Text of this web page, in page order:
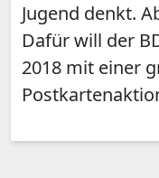
Jugend denkt.
Dafür will der
2018 mit einer